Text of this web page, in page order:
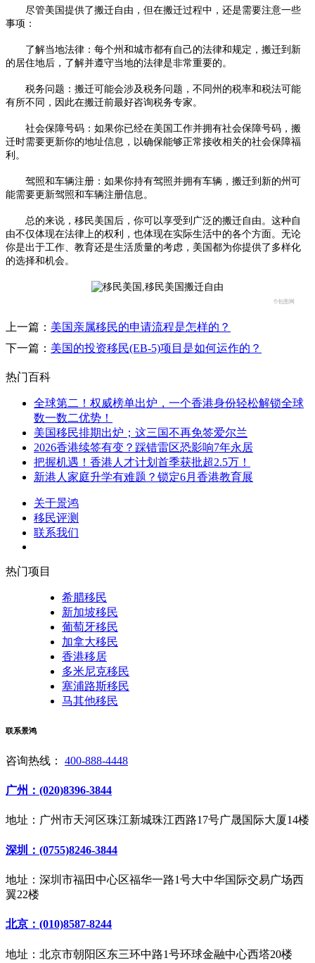
尽管美国提供了搬迁自由，但在搬迁过程中，还是需要注意一些
事项：
了解当地法律：每个州和城市都有自己的法律和规定，搬迁到新
的居住地后，了解并遵守当地的法律是非常重要的。
税务问题：搬迁可能会涉及税务问题，不同州的税率和税法可能
有所不同，因此在搬迁前最好咨询税务专家。
社会保障号码：如果你已经在美国工作并拥有社会保障号码，搬
迁时需要更新你的地址信息，以确保能够正常接收相关的社会保障福
利。
驾照和车辆注册：如果你持有驾照并拥有车辆，搬迁到新的州可
能需要更新驾照和车辆注册信息。
总的来说，移民美国后，你可以享受到广泛的搬迁自由。这种自
由不仅体现在法律上的权利，也体现在实际生活中的各个方面。无论
你是出于工作、教育还是生活质量的考虑，美国都为你提供了多样化
的选择和机会。
©包图网
上一篇： 美国亲属移民的申请流程是怎样的？
下一篇： 美国的投资移民(EB-5)项目是如何运作的？
热门百科
全球第二！权威榜单出炉，一个香港身份轻松解锁全球
数一数二优势！
美国移民排期出炉；这三国不再免签爱尔兰
2026香港续签有变？踩错雷区恐影响7年永居
把握机遇！香港人才计划首季获批超2.5万！
新港人家庭升学有难题？锁定6月香港教育展
关于景鸿
移民评测
联系我们
热门项目
希腊移民
新加坡移民
葡萄牙移民
加拿大移民
香港移居
多米尼克移民
塞浦路斯移民
马其他移民
联系景鸿
咨询热线： 400-888-4448
广州：(020)8396-3844
地址：广州市天河区珠江新城珠江西路17号广晟国际大厦14楼
深圳：(0755)8246-3844
地址：深圳市福田中心区福华一路1号大中华国际交易广场西
翼22楼
北京：(010)8587-8244
地址：北京市朝阳区东三环中路1号环球金融中心西塔20楼